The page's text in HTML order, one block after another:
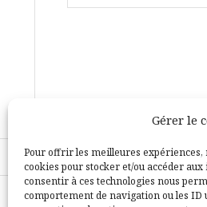
Gérer le
Pour offrir les meilleures expériences,
cookies pour stocker et/ou accéder
consentir à ces technologies nous
comportement de navigation ou les ID